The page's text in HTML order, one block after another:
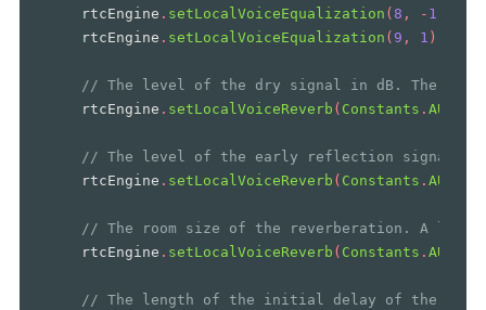
rtcEngine . setLocalVoiceEqualization ( 8 , - 1
rtcEngine . setLocalVoiceEqualization ( 9 , 1 );
// The level of the dry signal in dB. The value
rtcEngine . setLocalVoiceReverb ( Constants .
// The level of the early reflection signal
rtcEngine . setLocalVoiceReverb ( Constants .
// The room size of the reverberation. A larger
rtcEngine . setLocalVoiceReverb ( Constants .
// The length of the initial delay of the wet